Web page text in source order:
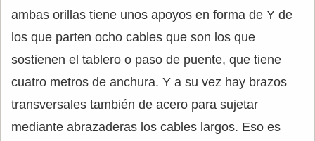
ambas orillas tiene unos apoyos en forma de Y de
los que parten ocho cables que son los que
sostienen el tablero o paso de puente, que tiene
cuatro metros de anchura. Y a su vez hay brazos
transversales también de acero para sujetar
mediante abrazaderas los cables largos. Eso es